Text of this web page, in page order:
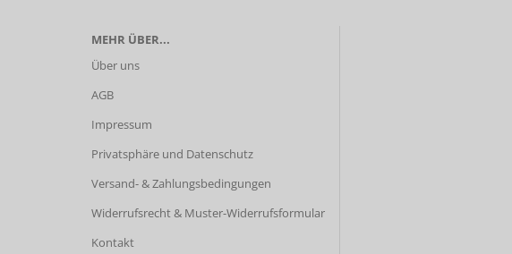
MEHR ÜBER...
Über uns
AGB
Impressum
Privatsphäre und Datenschutz
Versand- & Zahlungsbedingungen
Widerrufsrecht & Muster-Widerrufsformular
Kontakt